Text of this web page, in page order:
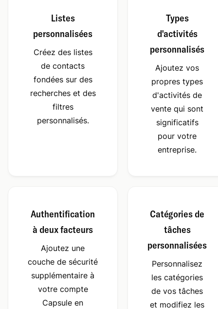
Listes
personnalisées
Créez des listes
de contacts
fondées sur des
recherches et des
filtres
personnalisés.
Types
d'activités
personnalisés
Ajoutez vos
propres types
d'activités de
vente qui sont
significatifs
pour votre
entreprise.
Authentification
à deux facteurs
Ajoutez une
couche de sécurité
supplémentaire à
votre compte
Capsule en
Catégories de
tâches
personnalisées
Personnalisez
les catégories
de vos tâches
et modifiez les